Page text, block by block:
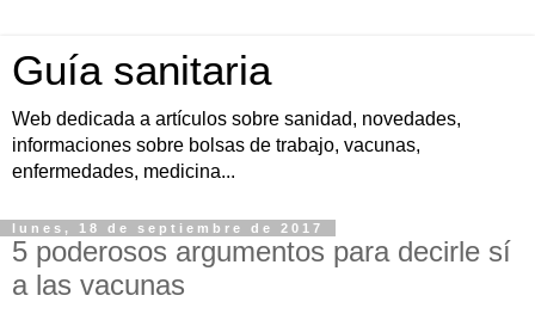
Guía sanitaria
Web dedicada a artículos sobre sanidad, novedades,
informaciones sobre bolsas de trabajo, vacunas,
enfermedades, medicina...
lunes, 18 de septiembre de 2017
5 poderosos argumentos para decirle sí
a las vacunas